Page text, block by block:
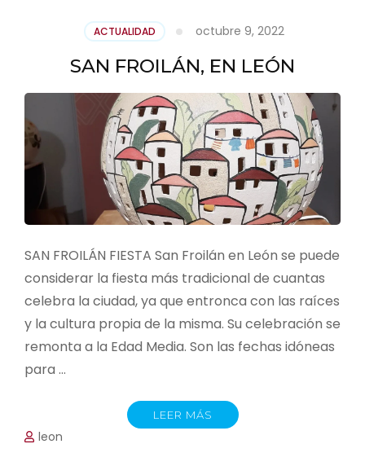
ACTUALIDAD octubre 9, 2022
SAN FROILÁN, EN LEÓN
SAN FROILÁN FIESTA San Froilán en León se puede
considerar la fiesta más tradicional de cuantas
celebra la ciudad, ya que entronca con las raíces
y la cultura propia de la misma. Su celebración se
remonta a la Edad Media. Son las fechas idóneas
para …
LEER MÁS
leon